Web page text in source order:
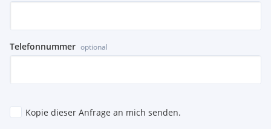
Telefonnummer optional
Kopie dieser Anfrage an mich senden.